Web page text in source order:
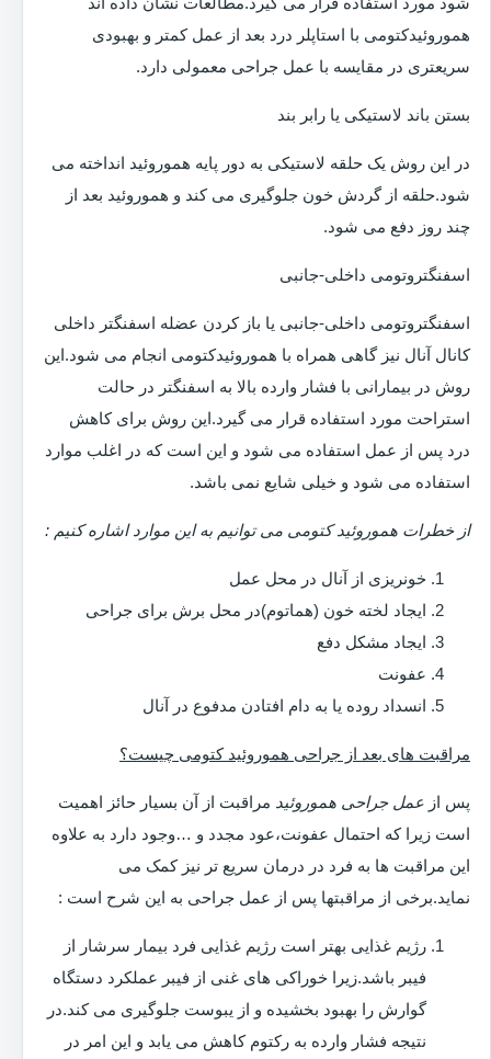
هموروئیدکتومی با استاپلر درد بعد از عمل کمتر و بهبودی
سریعتری در مقایسه با عمل جراحی معمولی دارد.
بستن باند لاستیکی یا رابر بند
در این روش یک حلقه لاستیکی به دور پایه هموروئید انداخته می
شود.حلقه از گردش خون جلوگیری می کند و هموروئید بعد از
چند روز دفع می شود.
اسفنگتروتومی داخلی-جانبی
اسفنگتروتومی داخلی-جانبی یا باز کردن عضله اسفنگتر داخلی
کانال آنال نیز گاهی همراه با هموروئیدکتومی انجام می شود.این
روش در بیمارانی با فشار وارده بالا به اسفنگتر در حالت
استراحت مورد استفاده قرار می گیرد.این روش برای کاهش
درد پس از عمل استفاده می شود و این است که در اغلب موارد
استفاده می شود و خیلی شایع نمی باشد.
از خطرات هموروئید کتومی می توانیم به این موارد اشاره کنیم :
خونریزی از آنال در محل عمل
ایجاد لخته خون (هماتوم)در محل برش برای جراحی
ایجاد مشکل دفع
عفونت
انسداد روده یا به دام افتادن مدفوع در آنال
مراقبت های بعد از جراحی هموروئید کتومی چیست؟
پس از عمل جراحی هموروئید مراقبت از آن بسیار حائز اهمیت
است زیرا که احتمال عفونت،عود مجدد و …وجود دارد به علاوه
این مراقبت ها به فرد در درمان سریع تر نیز کمک می
نماید.برخی از مراقبتها پس از عمل جراحی به این شرح است :
رژیم غذایی بهتر است رژیم غذایی فرد بیمار سرشار از
فیبر باشد.زیرا خوراکی های غنی از فیبر عملکرد دستگاه
گوارش را بهبود بخشیده و از یبوست جلوگیری می کند.در
نتیجه فشار وارده به رکتوم کاهش می یابد و این امر در